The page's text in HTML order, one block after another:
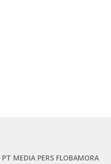
PT MEDIA PERS FLOBAMORA